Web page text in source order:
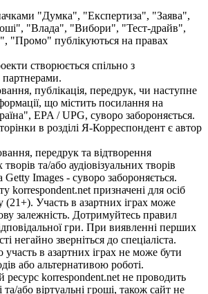
"Думка", "Експертиза", "Заява",
"Влада", "Вибори", "Тест-драйв",
"Промо" публікуються на правах
створюється спільно з
публікація, передрук, чи наступне
що містить посилання на
EPA / UPG, суворо забороняється.
в розділі Я-Корреспондент є автор
передрук та відтворення
та/або аудіовізуальних творів
Getty Images - суворо забороняється.
korrespondent.net призначені для осіб
(21+). Участь в азартних іграх може
залежність. Дотримуйтесь правил
гри. При виявленні перших
негайно зверніться до спеціаліста.
в азартних іграх не може бути
або альтернативою роботі.
ресурс korrespondent.net не проводить
та/або віртуальні гроші, також сайт не